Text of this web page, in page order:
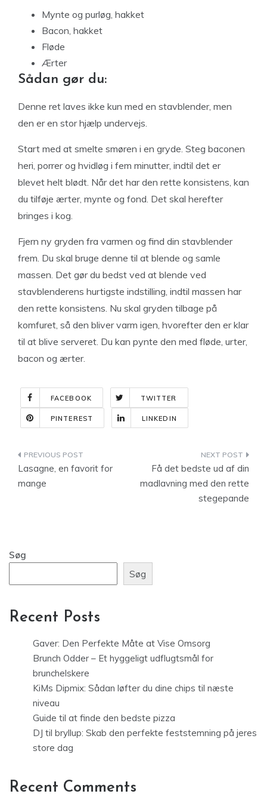
Mynte og purløg, hakket
Bacon, hakket
Fløde
Ærter
Sådan gør du:
Denne ret laves ikke kun med en stavblender, men
den er en stor hjælp undervejs.
Start med at smelte smøren i en gryde. Steg baconen
heri, porrer og hvidløg i fem minutter, indtil det er
blevet helt blødt. Når det har den rette konsistens, kan
du tilføje ærter, mynte og fond. Det skal herefter
bringes i kog.
Fjern ny gryden fra varmen og find din stavblender
frem. Du skal bruge denne til at blende og samle
massen. Det gør du bedst ved at blende ved
stavblenderens hurtigste indstilling, indtil massen har
den rette konsistens. Nu skal gryden tilbage på
komfuret, så den bliver varm igen, hvorefter den er klar
til at blive serveret. Du kan pynte den med fløde, urter,
bacon og ærter.
FACEBOOK TWITTER
PINTEREST LINKEDIN
Indlægsnavigation
Lasagne, en favorit for
mange
Få det bedste ud af din
madlavning med den rette
stegepande
Søg
Søg
Recent Posts
Gaver: Den Perfekte Måte at Vise Omsorg
Brunch Odder – Et hyggeligt udflugtsmål for
brunchelskere
KiMs Dipmix: Sådan løfter du dine chips til næste
niveau
Guide til at finde den bedste pizza
DJ til bryllup: Skab den perfekte feststemning på jeres
store dag
Recent Comments